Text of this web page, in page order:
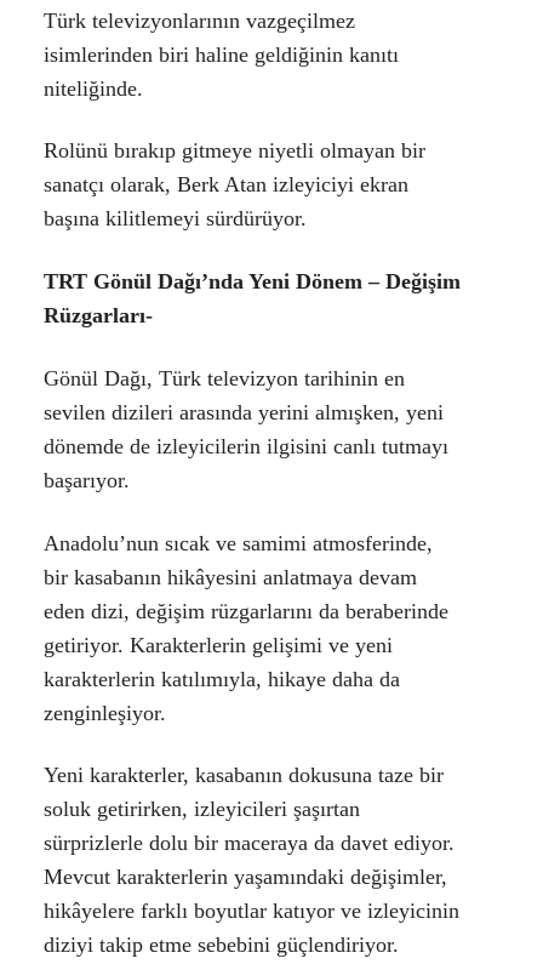
Türk televizyonlarının vazgeçilmez
isimlerinden biri haline geldiğinin kanıtı
niteliğinde.
Rolünü bırakıp gitmeye niyetli olmayan bir
sanatçı olarak, Berk Atan izleyiciyi ekran
başına kilitlemeyi sürdürüyor.
TRT Gönül Dağı’nda Yeni Dönem – Değişim
Rüzgarları-
Gönül Dağı, Türk televizyon tarihinin en
sevilen dizileri arasında yerini almışken, yeni
dönemde de izleyicilerin ilgisini canlı tutmayı
başarıyor.
Anadolu’nun sıcak ve samimi atmosferinde,
bir kasabanın hikâyesini anlatmaya devam
eden dizi, değişim rüzgarlarını da beraberinde
getiriyor. Karakterlerin gelişimi ve yeni
karakterlerin katılımıyla, hikaye daha da
zenginleşiyor.
Yeni karakterler, kasabanın dokusuna taze bir
soluk getirirken, izleyicileri şaşırtan
sürprizlerle dolu bir maceraya da davet ediyor.
Mevcut karakterlerin yaşamındaki değişimler,
hikâyelere farklı boyutlar katıyor ve izleyicinin
diziyi takip etme sebebini güçlendiriyor.